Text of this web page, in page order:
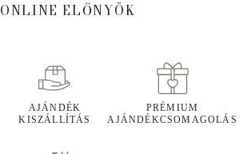
ONLINE ELŐNYÖK
AJÁNDÉK
KISZÁLLÍTÁS
PRÉMIUM
AJÁNDÉKCSOMAGOLÁS